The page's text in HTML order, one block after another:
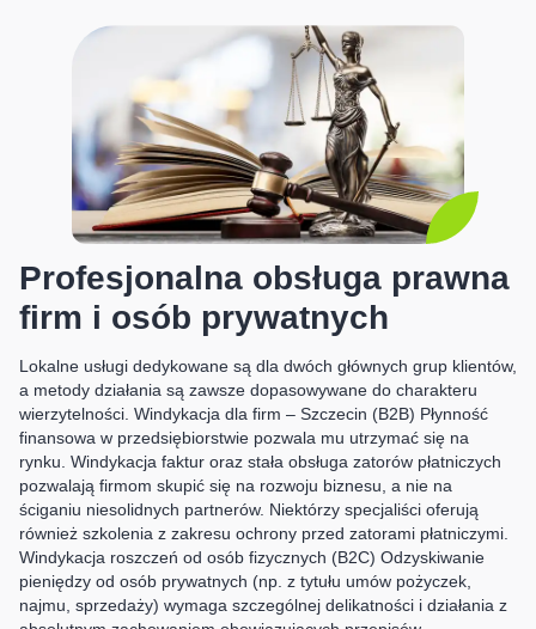
Profesjonalna obsługa prawna
firm i osób prywatnych
Lokalne usługi dedykowane są dla dwóch głównych grup klientów,
a metody działania są zawsze dopasowywane do charakteru
wierzytelności. Windykacja dla firm – Szczecin (B2B) Płynność
finansowa w przedsiębiorstwie pozwala mu utrzymać się na
rynku. Windykacja faktur oraz stała obsługa zatorów płatniczych
pozwalają firmom skupić się na rozwoju biznesu, a nie na
ściganiu niesolidnych partnerów. Niektórzy specjaliści oferują
również szkolenia z zakresu ochrony przed zatorami płatniczymi.
Windykacja roszczeń od osób fizycznych (B2C) Odzyskiwanie
pieniędzy od osób prywatnych (np. z tytułu umów pożyczek,
najmu, sprzedaży) wymaga szczególnej delikatności i działania z